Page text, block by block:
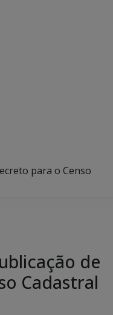
para o Censo
de
Cadastral